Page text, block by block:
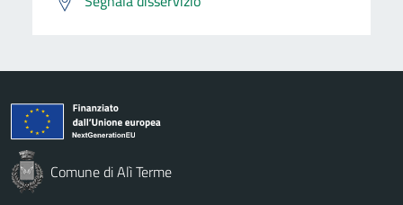
Comune di Alì Terme